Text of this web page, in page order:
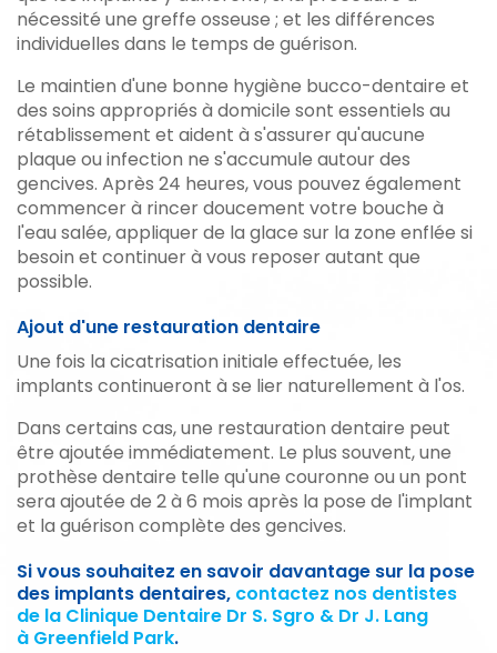
nécessité une greffe osseuse ; et les différences
individuelles dans le temps de guérison.
Le maintien d'une bonne hygiène bucco-dentaire et
des soins appropriés à domicile sont essentiels au
rétablissement et aident à s'assurer qu'aucune
plaque ou infection ne s'accumule autour des
gencives. Après 24 heures, vous pouvez également
commencer à rincer doucement votre bouche à
l'eau salée, appliquer de la glace sur la zone enflée si
besoin et continuer à vous reposer autant que
possible.
Ajout d'une restauration dentaire
Une fois la cicatrisation initiale effectuée, les
implants continueront à se lier naturellement à l'os.
Dans certains cas, une restauration dentaire peut
être ajoutée immédiatement. Le plus souvent, une
prothèse dentaire telle qu'une couronne ou un pont
sera ajoutée de 2 à 6 mois après la pose de l'implant
et la guérison complète des gencives.
Si vous souhaitez en savoir davantage sur la pose
des implants dentaires, contactez nos dentistes
de la Clinique Dentaire Dr S. Sgro & Dr J. Lang
à Greenfield Park.